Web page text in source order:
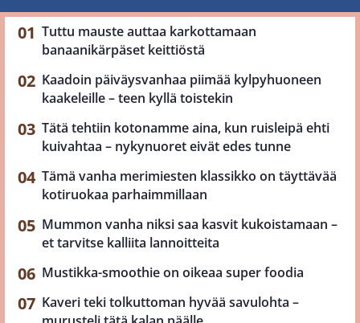
Tuttu mauste auttaa karkottamaan
banaanikärpäset keittiöstä
Kaadoin päiväysvanhaa piimää kylpyhuoneen
kaakeleille – teen kyllä toistekin
Tätä tehtiin kotonamme aina, kun ruisleipä ehti
kuivahtaa – nykynuoret eivät edes tunne
Tämä vanha merimiesten klassikko on täyttävää
kotiruokaa parhaimmillaan
Mummon vanha niksi saa kasvit kukoistamaan –
et tarvitse kalliita lannoitteita
Mustikka-smoothie on oikeaa super foodia
Kaveri teki tolkuttoman hyvää savulohta –